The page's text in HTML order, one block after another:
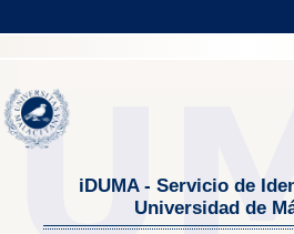
iDUMA - Servicio de
Universidad de